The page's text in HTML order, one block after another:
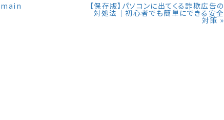
main 【保存版】パソコンに出てくる詐欺広告の
対処法｜初心者でも簡単にできる安全
対策 »